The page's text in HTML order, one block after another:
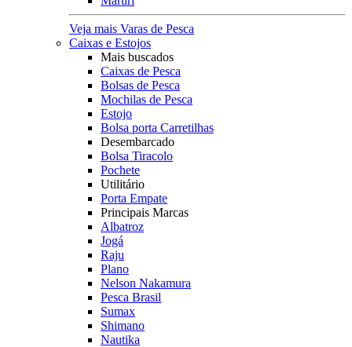
Veja mais Varas de Pesca
Caixas e Estojos
Mais buscados
Caixas de Pesca
Bolsas de Pesca
Mochilas de Pesca
Estojo
Bolsa porta Carretilhas
Desembarcado
Bolsa Tiracolo
Pochete
Utilitário
Porta Empate
Principais Marcas
Albatroz
Jogá
Raju
Plano
Nelson Nakamura
Pesca Brasil
Sumax
Shimano
Nautika